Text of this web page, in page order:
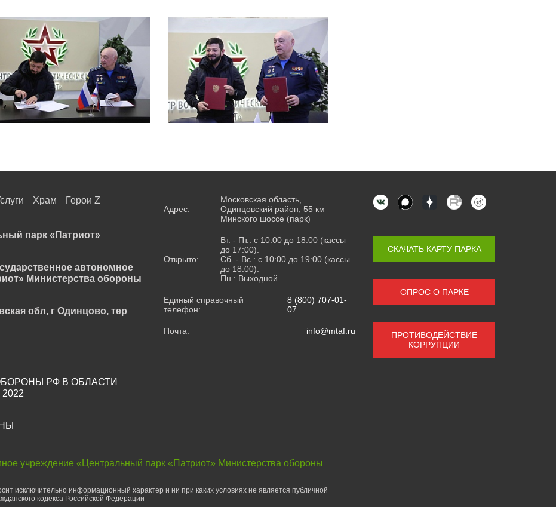
Храм
Герои Z
парк «Патриот»
автономное
Министерства обороны
обл, г Одинцово, тер
Адрес:
Московская область,
Одинцовский район, 55 км
Минского шоссе (парк)
Открыто:
Вт. - Пт.: с 10:00 до 18:00 (кассы
до 17:00).
Сб. - Вс.: с 10:00 до 19:00 (кассы
до 18:00).
Пн.: Выходной
Единый справочный
телефон:
8 (800) 707-01-
07
Почта: info@mtaf.ru
СКАЧАТЬ КАРТУ ПАРКА
ОПРОС О ПАРКЕ
ПРОТИВОДЕЙСТВИЕ
КОРРУПЦИИ
РФ В ОБЛАСТИ
учреждение «Центральный парк «Патриот» Министерства обороны
исключительно информационный характер и ни при каких условиях не является публичной
кодекса Российской Федерации